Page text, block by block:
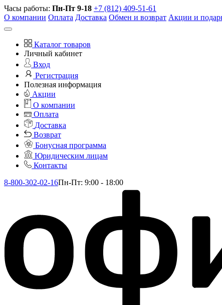
Часы работы: Пн-Пт 9-18 +7 (812) 409-51-61
О компании Оплата Доставка Обмен и возврат Акции и
Каталог товаров
Личный кабинет
Вход
Регистрация
Полезная информация
Акции
О компании
Оплата
Доставка
Возврат
Бонусная программа
Юридическим лицам
Контакты
8-800-302-02-16Пн-Пт: 9:00 - 18:00